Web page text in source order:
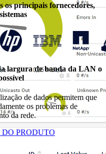
os principais fornecedores,
largura de banda da LAN o
de dados permitem que
os problemas de
da rede.
PRODUTO